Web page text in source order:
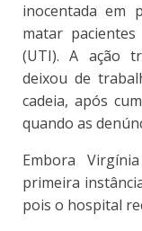
inocentada em
matar
(UTI). A ação
deixou de
cadeia, após
quando as
Embora
primeira
pois o hospital